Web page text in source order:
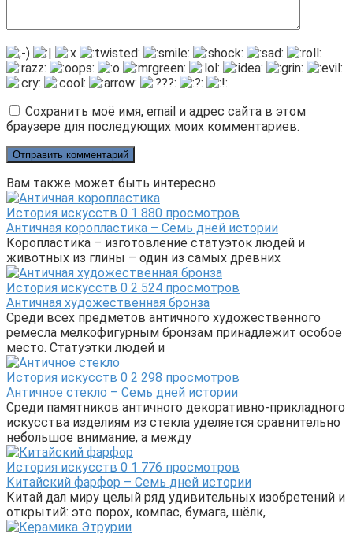
Сохранить моё имя, email и адрес сайта в этом
браузере для последующих моих комментариев.
Вам также может быть интересно
История искусств 0 1 880 просмотров
Античная коропластика – Семь дней истории
Коропластика – изготовление статуэток людей и
животных из глины – один из самых древних
История искусств 0 2 524 просмотров
Античная художественная бронза
Среди всех предметов античного художественного
ремесла мелкофигурным бронзам принадлежит особое
место. Статуэтки людей и
История искусств 0 2 298 просмотров
Античное стекло – Семь дней истории
Среди памятников античного декоративно-прикладного
искусства изделиям из стекла уделяется сравнительно
небольшое внимание, а между
История искусств 0 1 776 просмотров
Китайский фарфор – Семь дней истории
Китай дал миру целый ряд удивительных изобретений и
открытий: это порох, компас, бумага, шёлк,